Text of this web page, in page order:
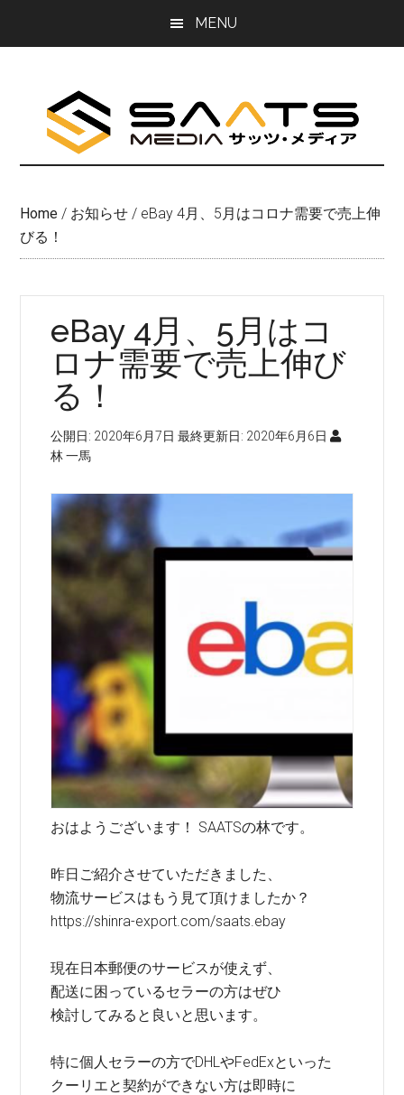
MENU
Home / お知らせ / eBay 4月、5月はコロナ需要で売上伸
びる！
eBay 4月、5月はコ
ロナ需要で売上伸び
る！
公開日: 2020年6月7日 最終更新日: 2020年6月6日
林 一馬
おはようございます！ SAATSの林です。
昨日ご紹介させていただきました、
物流サービスはもう見て頂けましたか？
https://shinra-export.com/saats.ebay
現在日本郵便のサービスが使えず、
配送に困っているセラーの方はぜひ
検討してみると良いと思います。
特に個人セラーの方でDHLやFedExといった
クーリエと契約ができない方は即時に